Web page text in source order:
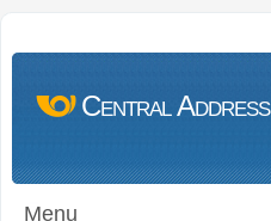
Central Address
Menu